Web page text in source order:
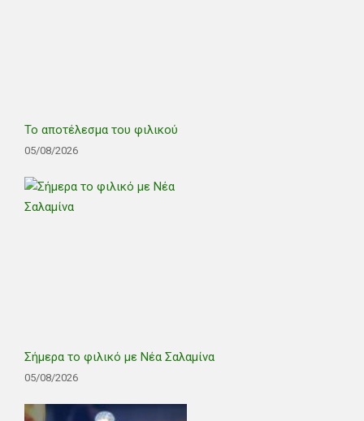
Το αποτέλεσμα του φιλικού
05/08/2026
Σήμερα το φιλικό με Νέα Σαλαμίνα
05/08/2026